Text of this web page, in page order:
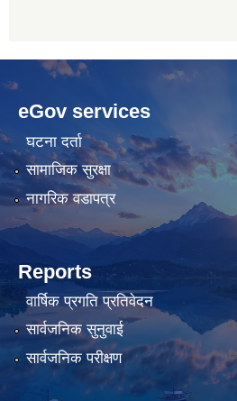
betwild
cratosroyalbet
bahis
siteleri
hdasianporns.net
lunadark.org
bahis
siteleri
eGov services
घटना दर्ता
सामाजिक सुरक्षा
नागरिक वडापत्र
Reports
वार्षिक प्रगति प्रतिवेदन
सार्वजनिक सुनुवाई
सार्वजनिक परीक्षण